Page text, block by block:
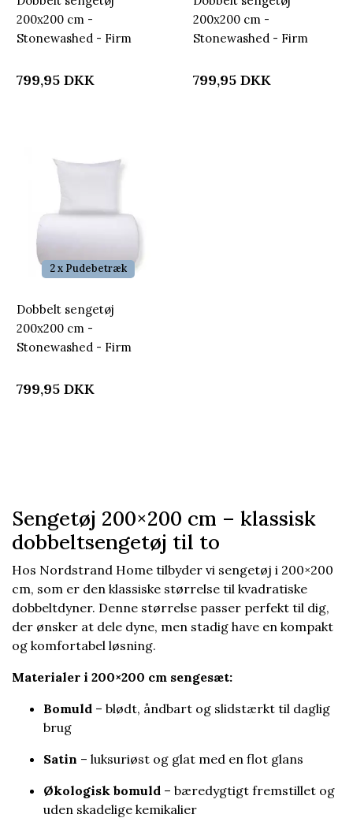
200x200 cm -
Stonewashed - Firm
799,95 DKK
200x200 cm -
Stonewashed - Firm
799,95 DKK
2 x Pudebetræk
Dobbelt sengetøj
200x200 cm -
Stonewashed - Firm
799,95 DKK
Sengetøj 200×200 cm – klassisk
dobbeltsengetøj til to
Hos Nordstrand Home tilbyder vi sengetøj i 200×200
cm, som er den klassiske størrelse til kvadratiske
dobbeltdyner. Denne størrelse passer perfekt til dig,
der ønsker at dele dyne, men stadig have en kompakt
og komfortabel løsning.
Materialer i 200×200 cm sengesæt:
Bomuld – blødt, åndbart og slidstærkt til daglig
brug
Satin – luksuriøst og glat med en flot glans
Økologisk bomuld – bæredygtigt fremstillet og
uden skadelige kemikalier